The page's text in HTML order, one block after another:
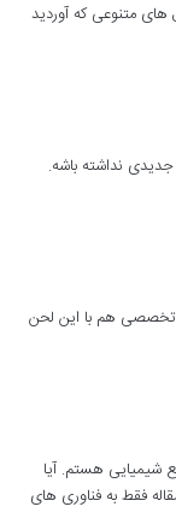
متنوعی که آوردید
نداشته باشه.
تخصصی هم با این لحن
شیمیایی هستم. آیا
فقط به فناوری های